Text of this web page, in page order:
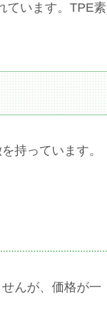
ています。TPE素
持っています。
んが、価格が一